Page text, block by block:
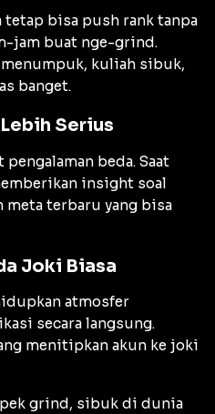
bisa push rank tanpa
jam buat nge-grind.
kuliah sibuk,
banget.
Serius
beda. Saat
insight soal
terbaru yang bisa
Joki Biasa
atmosfer
secara langsung.
menitipkan akun ke joki
grind, sibuk di dunia